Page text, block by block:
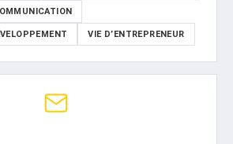
VIE D’ENTREPRENEUR